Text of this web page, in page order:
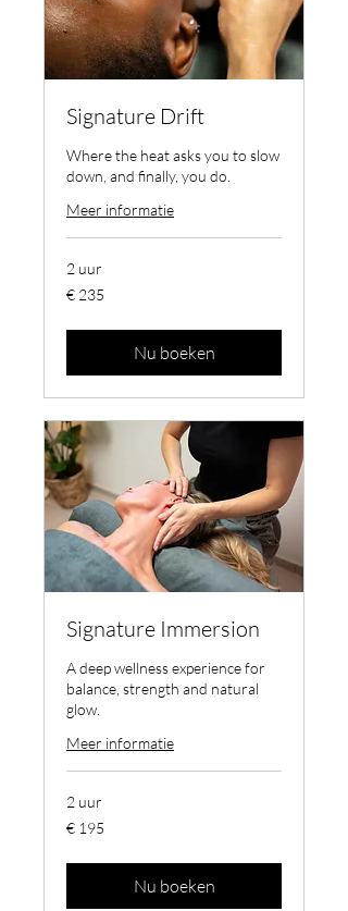
Signature Drift
Where the heat asks you to slow
down, and finally, you do.
Meer informatie
2 uur
235
euro
€ 235
Nu boeken
Signature Immersion
A deep wellness experience for
balance, strength and natural
glow.
Meer informatie
2 uur
195
euro
€ 195
Nu boeken